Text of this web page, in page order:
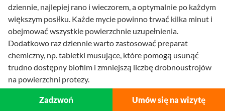
dziennie, najlepiej rano i wieczorem, a optymalnie po każdym
większym posiłku. Każde mycie powinno trwać kilka minut i
obejmować wszystkie powierzchnie uzupełnienia.
Dodatkowo raz dziennie warto zastosować preparat
chemiczny, np. tabletki musujące, które pomogą usunąć
trudno dostępny biofilm i zmniejszą liczbę drobnoustrojów
na powierzchni protezy.
Czy mogę używać zwykłej pasty do zębów do
Zadzwoń Umów się na wizytę